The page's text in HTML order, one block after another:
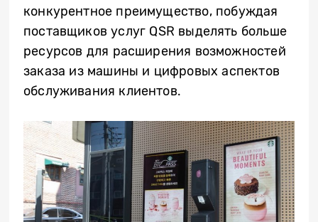
конкурентное преимущество, побуждая
поставщиков услуг QSR выделять больше
ресурсов для расширения возможностей
заказа из машины и цифровых аспектов
обслуживания клиентов.